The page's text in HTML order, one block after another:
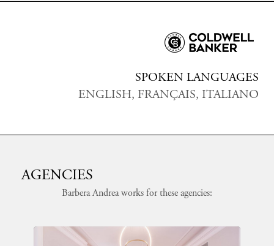
SPOKEN LANGUAGES
ENGLISH, FRANÇAIS, ITALIANO
AGENCIES
Barbera Andrea works for these agencies: